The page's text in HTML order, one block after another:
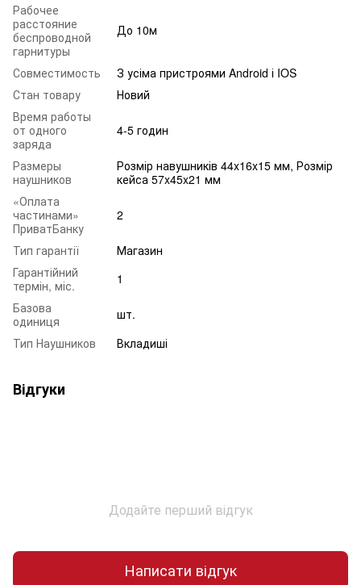
Рабочее
расстояние
беспроводной
гарнитуры
До 10м
Совместимость
З усіма пристроями Android і IOS
Стан товару
Новий
Время работы
от одного
заряда
4-5 годин
Размеры
наушников
Розмір навушників 44x16x15 мм, Розмір
кейса 57x45x21 мм
«Оплата
частинами»
ПриватБанку
2
Тип гарантії
Магазин
Гарантійний
термін, міс.
1
Базова
одиниця
шт.
Тип Наушников
Вкладиші
Відгуки
Додайте перший відгук
Написати відгук